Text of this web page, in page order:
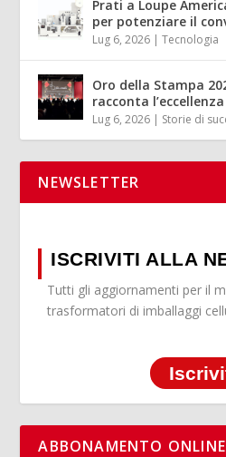
Prati a Loupe
per potenziare il
Lug 6, 2026 |Tecnologia
Oro della Stampa
racconta l’eccellenza
Lug 6, 2026 | Storie di
NEWSLETTER
ISCRIVITI ALLA
Tutti gli aggiornamenti per il
trasformatori di imballaggi
ABBONAMENTO ONLINE